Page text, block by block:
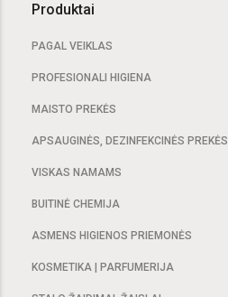
Produktai
PAGAL VEIKLAS
PROFESIONALI HIGIENA
MAISTO PREKĖS
APSAUGINĖS, DEZINFEKCINĖS PREKĖS
VISKAS NAMAMS
BUITINĖ CHEMIJA
ASMENS HIGIENOS PRIEMONĖS
KOSMETIKA | PARFUMERIJA